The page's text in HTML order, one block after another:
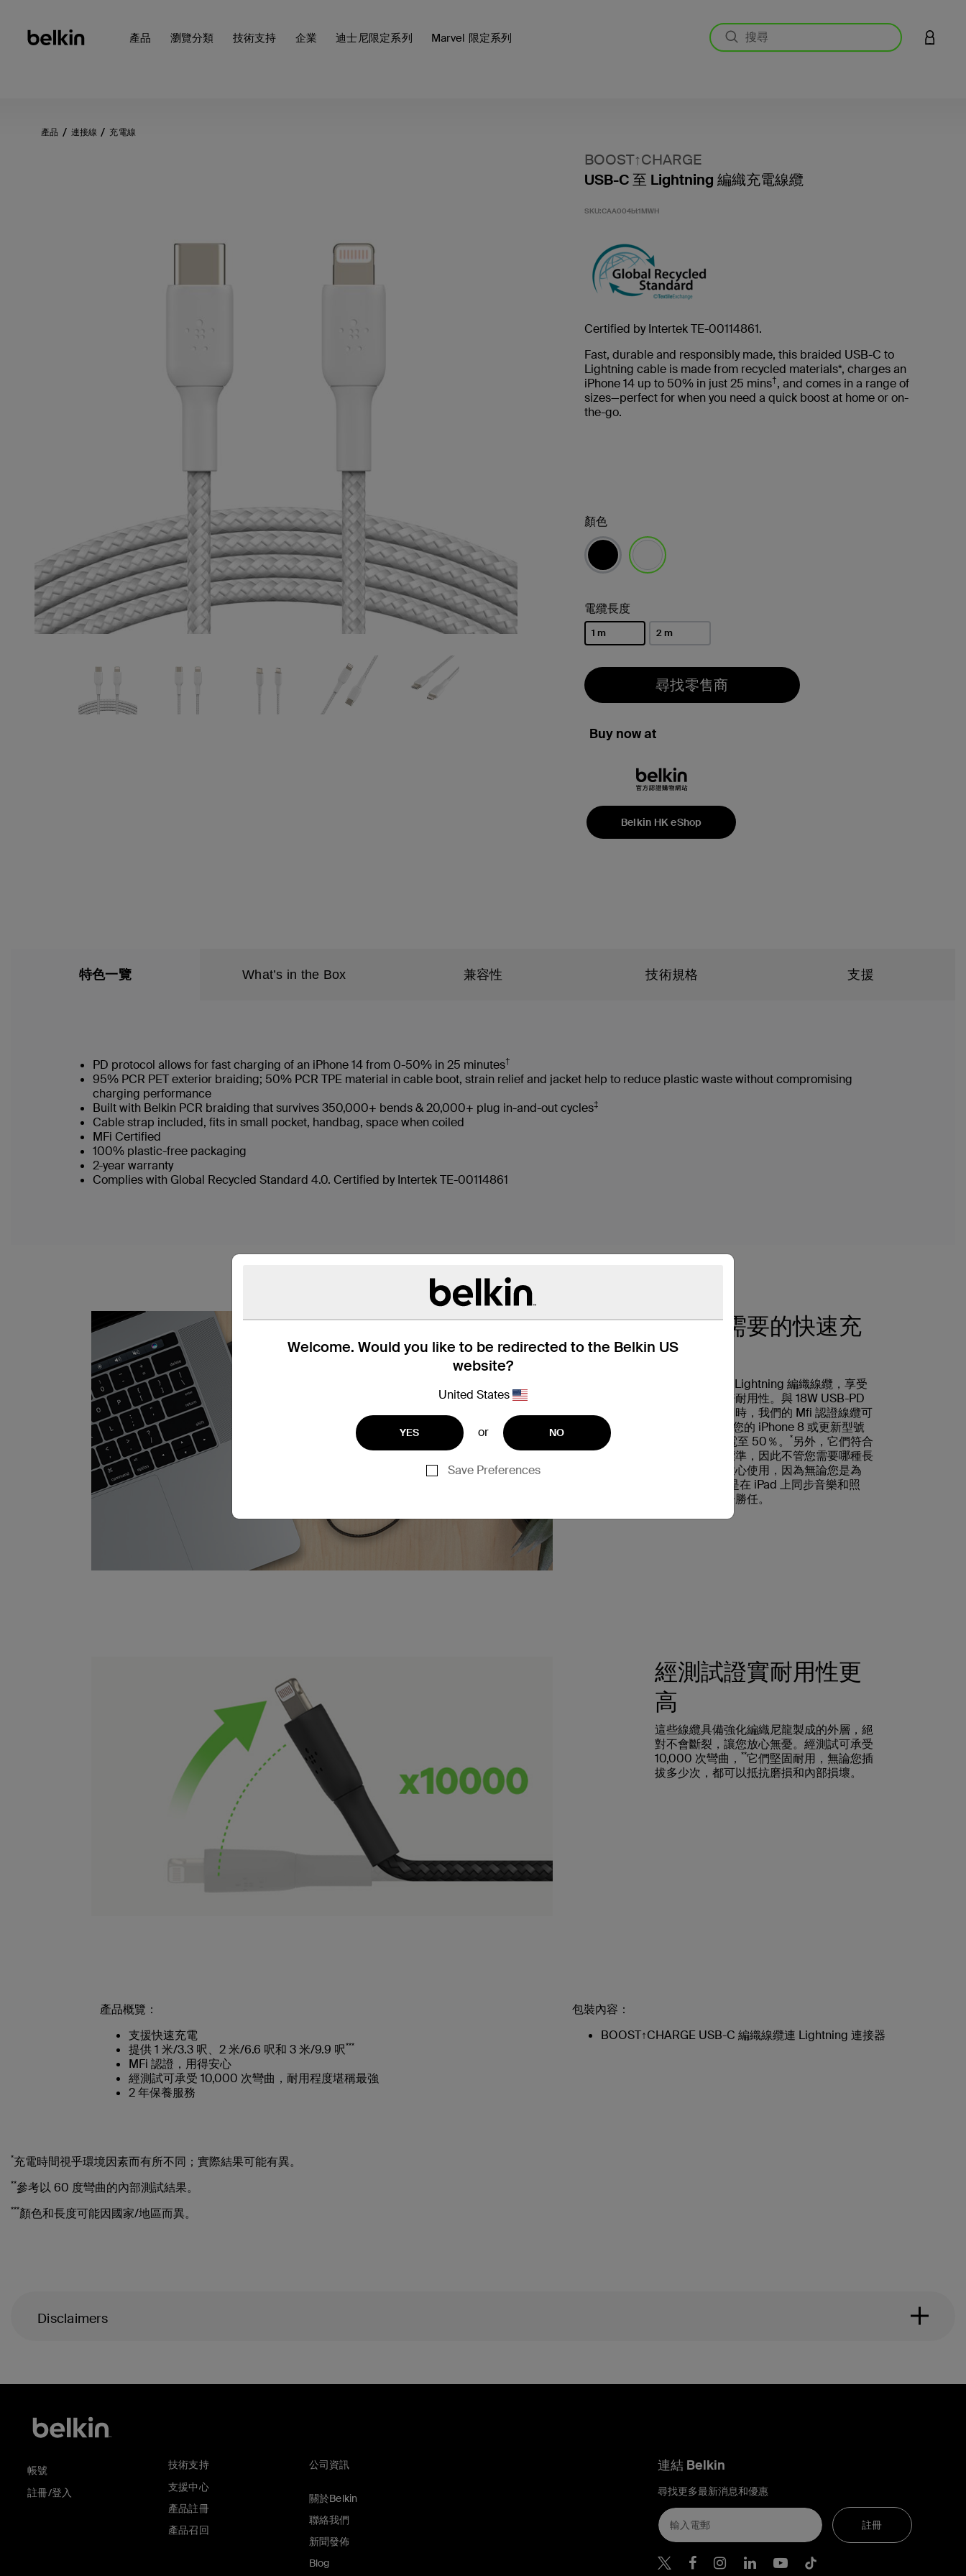
產品 瀏覽分類 技術支持 企業 迪士尼限定系列 Marvel 限定系列 登入您
Welcome. Would you like to be redirected to the Belkin US
website?
United States
YES or NO
Save Preferences
產品 連接線 充電線
BOOST↑CHARGE
USB-C 至 Lightning 編織充電線纜
SKU:CAA004bt1MWH
Certified by Intertek TE-00114861.
Fast, durable and responsibly made, this braided USB-C to
Lightning cable is made from recycled materials*, charges an
iPhone 14 up to 50% in just 25 mins†, and comes in a range of
sizes—perfect for when you need a quick boost at home or on-
the-go.
顏色
電纜長度
1 m 2 m
尋找零售商
Buy now at
Belkin HK eShop
特色一覽 What’s in the Box 兼容性 技術規格 支援
PD protocol allows for fast charging of an iPhone 14 from 0-50% in 25 minutes†
95% PCR PET exterior braiding; 50% PCR TPE material in cable boot, strain relief and jacket help to reduce plastic waste without compromising
charging performance
Built with Belkin PCR braiding that survives 350,000+ bends & 20,000+ plug in-and-out cycles‡
Cable strap included, fits in small pocket, handbag, space when coiled
MFi Certified
100% plastic-free packaging
2-year warranty
Complies with Global Recycled Standard 4.0. Certified by Intertek TE-00114861
您唯一需要的快速充
電線纜
選用 USB-C 至 Lightning 編織線纜，享受
快速充電和加倍耐用性。與 18W USB-PD
充電器一起使用時，我們的 Mfi 認證線纜可
於 30 分鐘內為您的 iPhone 8 或更新型號
手機由 0％ 充電至 50％。
*另外，它們符合
Apple 的嚴格標準，因此不管您需要哪種長
度，您都可以放心使用，因為無論您是為
iPhone 充電還是在 iPad 上同步音樂和照
片，它都能一一勝任。
經測試證實耐用性更
高
這些線纜具備強化編織尼龍製成的外層，絕
對不會斷裂，讓您放心無憂。經測試可承受
10,000 次彎曲， **它們堅固耐用，無論您插
拔多少次，都可以抵抗磨損和內部損壞。
產品概覽：
支援快速充電
提供 1 米/3.3 呎、2 米/6.6 呎和 3 米/9.9 呎***
MFi 認證，用得安心
經測試可承受 10,000 次彎曲，耐用程度堪稱最強
2 年保養服務
包裝內容：
BOOST↑CHARGE USB-C 編織線纜連 Lightning 連接器
*充電時間視乎環境因素而有所不同；實際結果可能有異。
**參考以 60 度彎曲的內部測試結果。
***顏色和長度可能因國家/地區而異。
Disclaimers
帳號
註冊/登入
技術支持
支援中心
產品註冊
產品召回
公司資訊
關於Belkin
聯絡我們
新聞發佈
Blog
連結 Belkin
尋找更多最新消息和優惠
註冊
Belkin Twitter
Belkin Hong Kong Facebook
Belkin Instagram
Belkin Hong Kong
Belkin Youtube
Belkin TikTok